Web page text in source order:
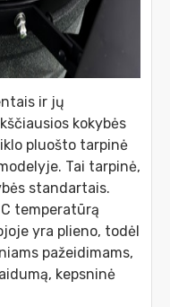
ir jų
kokybės
pluošto tarpinė
Tai tarpinė,
standartais.
temperatūrą
yra plieno, todėl
pažeidimams,
kepsninė